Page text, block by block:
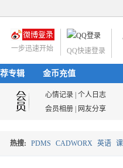
QQ快速登录
一步迅速开始
专辑 金币充值
心情记录 个人日志
会员相册 网友分享
热搜: PDMS CADWORX 英语